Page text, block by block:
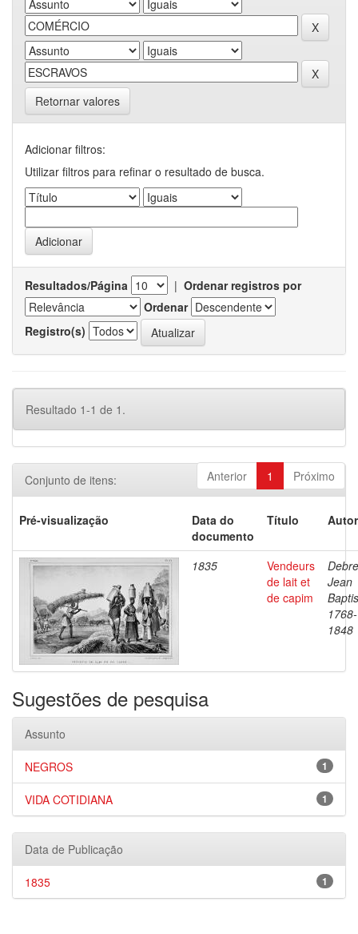
Retornar valores
Adicionar filtros:
Utilizar filtros para refinar o resultado de busca.
Resultados/Página | Ordenar registros por
Ordenar
Registro(s)
Resultado 1-1 de 1.
Anterior 1 Próximo
Conjunto de itens:
Pré-visualização
Data do
documento
Título
1835
Vendeurs
de lait et
de capim
Jean
1768-
1848
Sugestões de pesquisa
Assunto
1
NEGROS
1
VIDA COTIDIANA
Data de Publicação
1
1835